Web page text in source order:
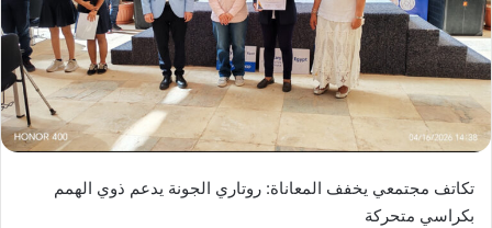
تكاتف مجتمعي يخفف المعاناة: روتاري الجونة يدعم ذوي الهمم
بكراسي متحركة